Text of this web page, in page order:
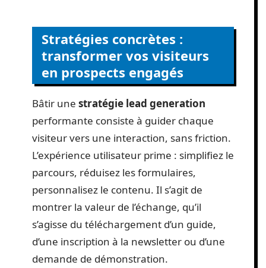
Stratégies concrètes :
transformer vos visiteurs
en prospects engagés
Bâtir une stratégie lead generation
performante consiste à guider chaque
visiteur vers une interaction, sans friction.
L’expérience utilisateur prime : simplifiez le
parcours, réduisez les formulaires,
personnalisez le contenu. Il s’agit de
montrer la valeur de l’échange, qu’il
s’agisse du téléchargement d’un guide,
d’une inscription à la newsletter ou d’une
demande de démonstration.